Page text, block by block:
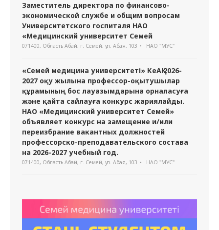
Заместитель директора по финансово-
экономической службе и общим вопросам
Университетского госпиталя НАО
«Медицинский университет Семей
071400, Область Абай, г. Семей, ул. Абая, 103 НАО "МУС"
«Семей медицина университеті» КеАҚ 2026-
2027 оқу жылына профессор-оқытушылар
құрамының бос лауазымдарына орналасуға
және қайта сайлауға конкурс жариялайды.
НАО «Медицинский университет Семей»
объявляет конкурс на замещение и/или
переизбрание вакантных должностей
профессорско-преподавательского состава
на 2026-2027 учебный год.
071400, Область Абай, г. Семей, ул. Абая, 103 НАО "МУС"